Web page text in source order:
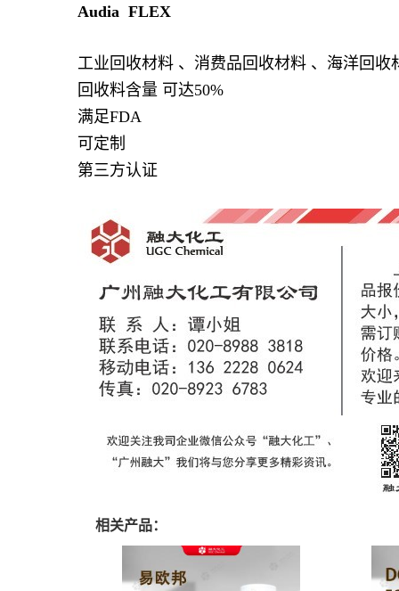
Audia FLEX
工业回收材料 、消费品回收材料 、海洋回收
回收料含量 可达50%
满足FDA
可定制
第三方认证
相关产品：